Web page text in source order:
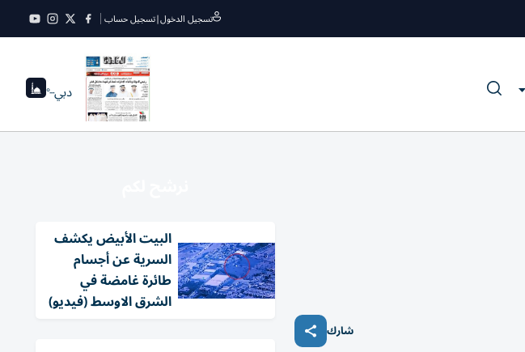
تسجيل الدخول|تسجيل حساب
دبي--°
شارك
البيت الأبيض يكشف
السرية عن أجسام
طائرة غامضة في
الشرق الاوسط (فيديو)